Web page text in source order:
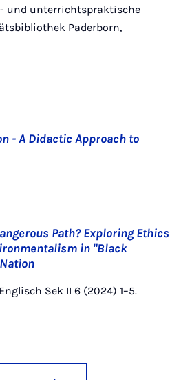
und unterrichtspraktische
Paderborn,
- A Didactic Approach to
Path? Exploring Ethics
in "Black
Sek II 6 (2024) 1–5.